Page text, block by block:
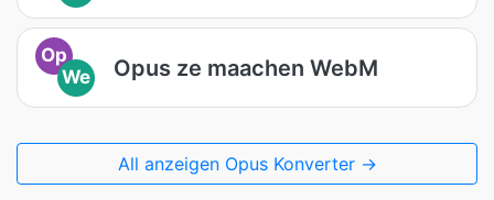
Op
We
Opus ze maachen WebM
All anzeigen Opus Konverter →